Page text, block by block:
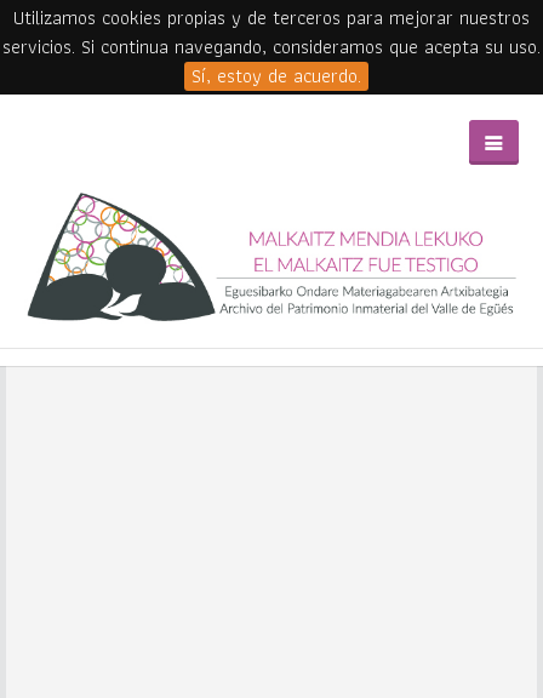
Utilizamos cookies propias y de terceros para mejorar nuestros
servicios. Si continua navegando, consideramos que acepta su uso.
Sí, estoy de acuerdo.